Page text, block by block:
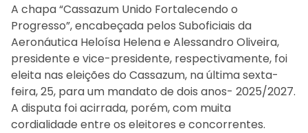
A chapa “Cassazum Unido Fortalecendo o
Progresso”, encabeçada pelos Suboficiais da
Aeronáutica Heloísa Helena e Alessandro Oliveira,
presidente e vice-presidente, respectivamente, foi
eleita nas eleições do Cassazum, na última sexta-
feira, 25, para um mandato de dois anos- 2025/2027.
A disputa foi acirrada, porém, com muita
cordialidade entre os eleitores e concorrentes.